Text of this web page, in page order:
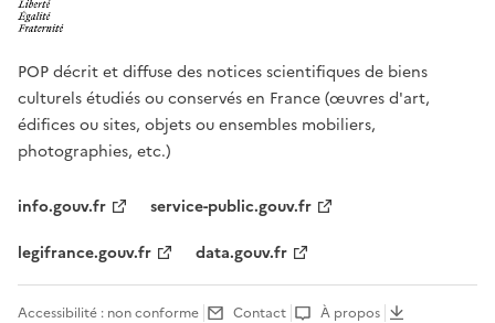
POP décrit et diffuse des notices scientifiques de biens
culturels étudiés ou conservés en France (œuvres d'art,
édifices ou sites, objets ou ensembles mobiliers,
photographies, etc.)
info.gouv.fr
service-public.gouv.fr
legifrance.gouv.fr
data.gouv.fr
Accessibilité : non conforme Contact À propos